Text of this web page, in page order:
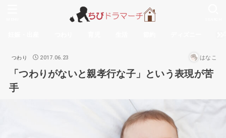
つわり 2017.06.23 はなこ
「つわりがないと親孝行な子」という表現が苦
手